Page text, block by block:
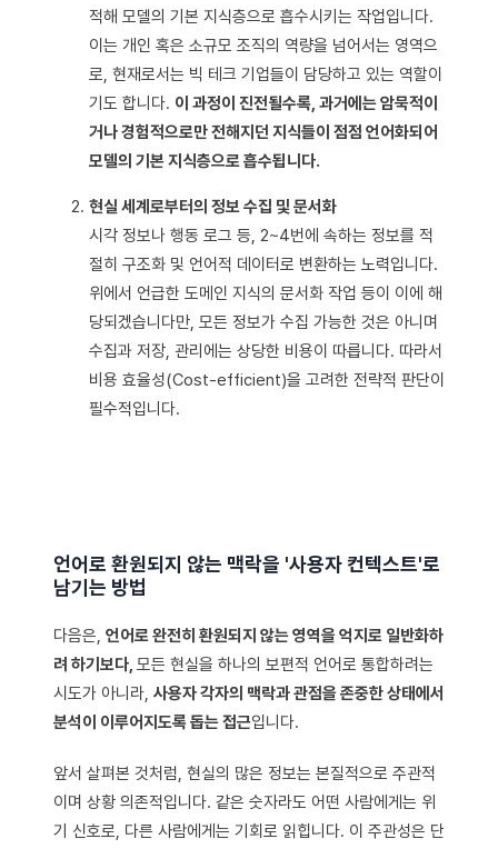
적해 모델의 기본 지식층으로 흡수시키는 작업입니다.
이는 개인 혹은 소규모 조직의 역량을 넘어서는 영역으
로, 현재로서는 빅 테크 기업들이 담당하고 있는 역할이
기도 합니다. 이 과정이 진전될수록, 과거에는 암묵적이
거나 경험적으로만 전해지던 지식들이 점점 언어화되어
모델의 기본 지식층으로 흡수됩니다.
현실 세계로부터의 정보 수집 및 문서화
시각 정보나 행동 로그 등, 2~4번에 속하는 정보를 적
절히 구조화 및 언어적 데이터로 변환하는 노력입니다.
위에서 언급한 도메인 지식의 문서화 작업 등이 이에 해
당되겠습니다만, 모든 정보가 수집 가능한 것은 아니며
수집과 저장, 관리에는 상당한 비용이 따릅니다. 따라서
비용 효율성(Cost-efficient)을 고려한 전략적 판단이
필수적입니다.
언어로 환원되지 않는 맥락을 '사용자 컨텍스트'로
남기는 방법
다음은, 언어로 완전히 환원되지 않는 영역을 억지로 일반화하
려 하기보다, 모든 현실을 하나의 보편적 언어로 통합하려는
시도가 아니라, 사용자 각자의 맥락과 관점을 존중한 상태에서
분석이 이루어지도록 돕는 접근입니다.
앞서 살펴본 것처럼, 현실의 많은 정보는 본질적으로 주관적
이며 상황 의존적입니다. 같은 숫자라도 어떤 사람에게는 위
기 신호로, 다른 사람에게는 기회로 읽힙니다. 이 주관성은 단